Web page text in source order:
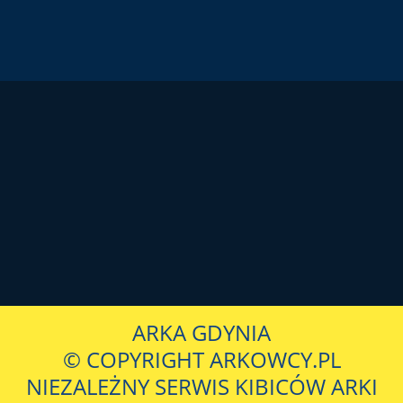
ARKA GDYNIA
© COPYRIGHT ARKOWCY.PL
NIEZALEŻNY SERWIS KIBICÓW ARKI